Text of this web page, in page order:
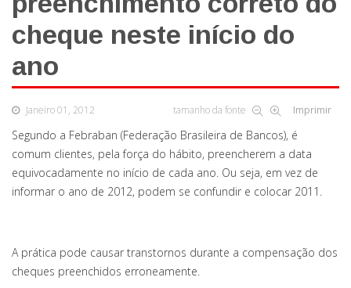
cheque neste início do
ano
Janeiro 01, 2012 tamanho da fonte Imprimir
Segundo a Febraban (Federação Brasileira de Bancos), é
comum clientes, pela força do hábito, preencherem a data
equivocadamente no início de cada ano. Ou seja, em vez de
informar o ano de 2012, podem se confundir e colocar 2011.
A prática pode causar transtornos durante a compensação dos
cheques preenchidos erroneamente.